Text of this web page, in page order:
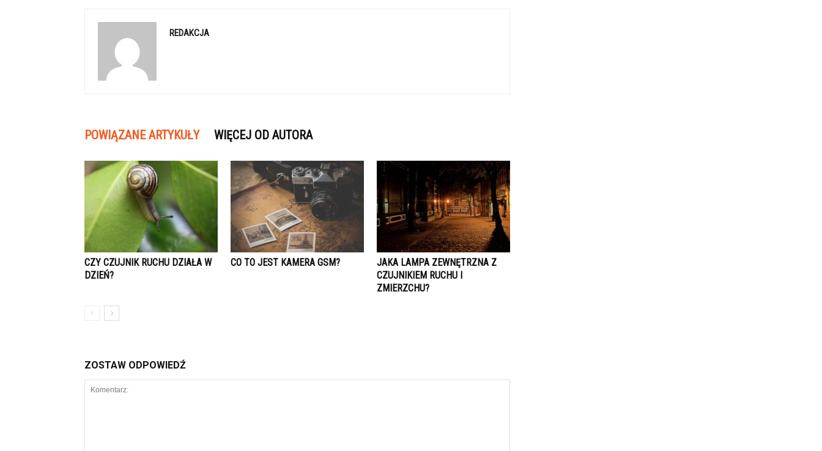
REDAKCJA
POWIĄZANE ARTYKUŁY WIĘCEJ OD AUTORA
CZY CZUJNIK RUCHU DZIAŁA W
DZIEŃ?
CO TO JEST KAMERA GSM?
JAKA LAMPA ZEWNĘTRZNA Z
CZUJNIKIEM RUCHU I
ZMIERZCHU?
ZOSTAW ODPOWIEDŹ